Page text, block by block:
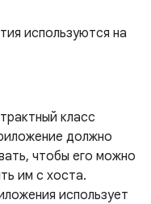
используются на
класс
должно
чтобы его можно
им с хоста.
использует